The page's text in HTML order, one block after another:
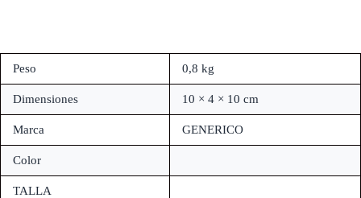
Peso 0,8 kg
Dimensiones 10 × 4 × 10 cm
Marca GENERICO
Color
TALLA